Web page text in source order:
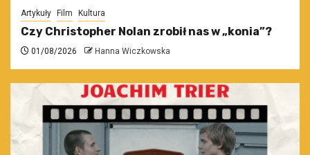
Artykuły Film Kultura
Czy Christopher Nolan zrobił nas w „konia”?
01/08/2026 Hanna Wiczkowska